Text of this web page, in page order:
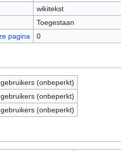
wikitekst
Toegestaan
pagina
0
(onbeperkt)
(onbeperkt)
(onbeperkt)